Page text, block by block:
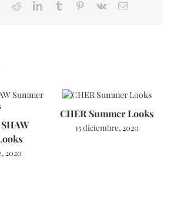
RedditLinkedInTumblr Pinterest
Vk Email
2020
CHER Summer Looks
15 diciembre, 2020